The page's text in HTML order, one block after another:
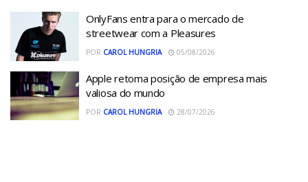
OnlyFans entra para o mercado de
streetwear com a Pleasures
POR CAROL HUNGRIA 05/08/2026
Apple retoma posição de empresa mais
valiosa do mundo
POR CAROL HUNGRIA 28/07/2026